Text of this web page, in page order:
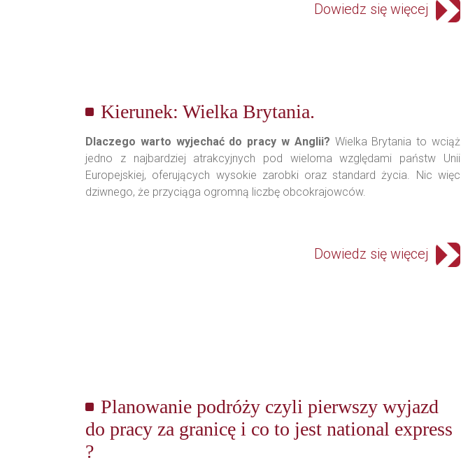
Dowiedz się więcej
Kierunek: Wielka Brytania.
Dlaczego warto wyjechać do pracy w Anglii? Wielka Brytania to wciąż
jedno z najbardziej atrakcyjnych pod wieloma względami państw Unii
Europejskiej, oferujących wysokie zarobki oraz standard życia. Nic więc
dziwnego, że przyciąga ogromną liczbę obcokrajowców.
Dowiedz się więcej
Planowanie podróży czyli pierwszy wyjazd
do pracy za granicę i co to jest national express
?